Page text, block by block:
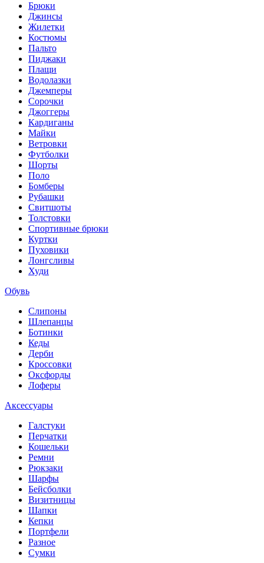
Брюки
Джинсы
Жилетки
Костюмы
Пальто
Пиджаки
Плащи
Водолазки
Джемперы
Сорочки
Джоггеры
Кардиганы
Майки
Ветровки
Футболки
Шорты
Поло
Бомберы
Рубашки
Свитшоты
Толстовки
Спортивные брюки
Куртки
Пуховики
Лонгсливы
Худи
Обувь
Слипоны
Шлепанцы
Ботинки
Кеды
Дерби
Кроссовки
Оксфорды
Лоферы
Аксессуары
Галстуки
Перчатки
Кошельки
Ремни
Рюкзаки
Шарфы
Бейсболки
Визитницы
Шапки
Кепки
Портфели
Разное
Сумки